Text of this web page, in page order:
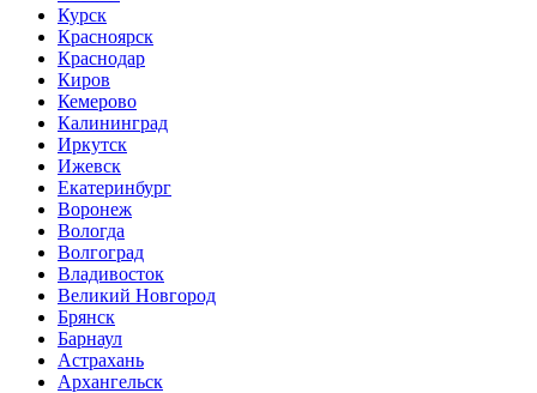
Курск
Красноярск
Краснодар
Киров
Кемерово
Калининград
Иркутск
Ижевск
Екатеринбург
Воронеж
Вологда
Волгоград
Владивосток
Великий Новгород
Брянск
Барнаул
Астрахань
Архангельск